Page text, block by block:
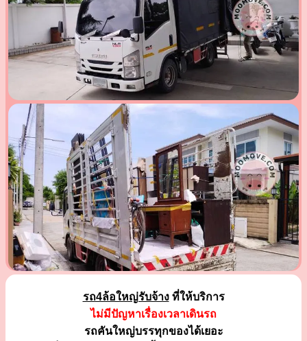
รถ4ล้อใหญ่รับจ้างที่ให้บริการ
ไม่มีปัญหาเรื่องเวลาเดินรถ
รถคันใหญ่บรรทุกของได้เยอะ